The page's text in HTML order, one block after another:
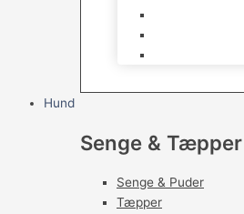
Hund
Senge & Tæpper
Senge & Puder
Tæpper